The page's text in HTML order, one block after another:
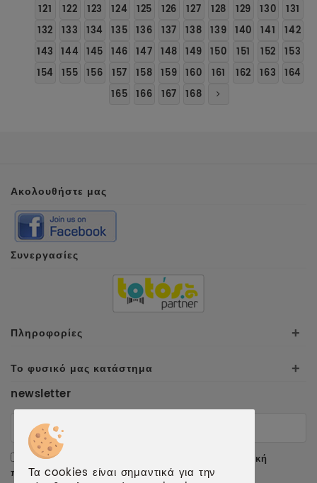
121
122 123 124 125 126 127 128 129 130
131
132
133 134 135 136 137 138 139 140 141
142
143 144 145 146 147 148 149 150 151 152
153
154
155 156 157 158 159 160 161 162 163
164
165 166 167 168
Ακολουθήστε μας
Συνεργασίες
Πληροφορίες +
Το φυσικό μας κατάστημα +
newsletter
Αποδέχομαι τους
πολιτική
προσωπικών δεδομένων.
Τα cookies είναι σημαντικά για την